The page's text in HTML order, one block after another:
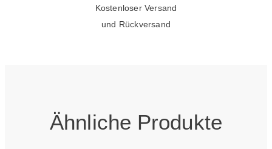
Kostenloser Versand
und Rückversand
Ähnliche Produkte